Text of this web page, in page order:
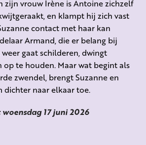
zijn vrouw Irène is Antoine zichzelf
en klampt hij zich vast
contact met haar kan
Armand, die er belang bij
gaat schilderen, dwingt
op te houden. Maar wat begint als
zwendel, brengt Suzanne en
dichter naar elkaar toe.
17 juni 2026